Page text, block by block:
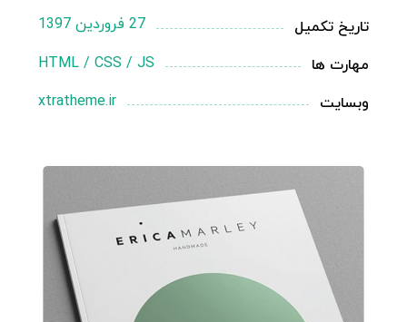
تاریخ تکمیل 27 فروردین 1397
مهارت ها HTML / CSS / JS
وبسایت xtratheme.ir